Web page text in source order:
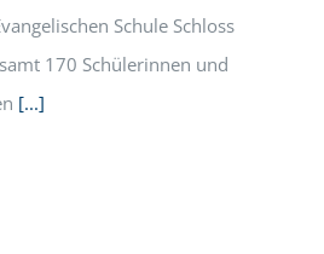
Schule Schloss
170 Schülerinnen und
[...]